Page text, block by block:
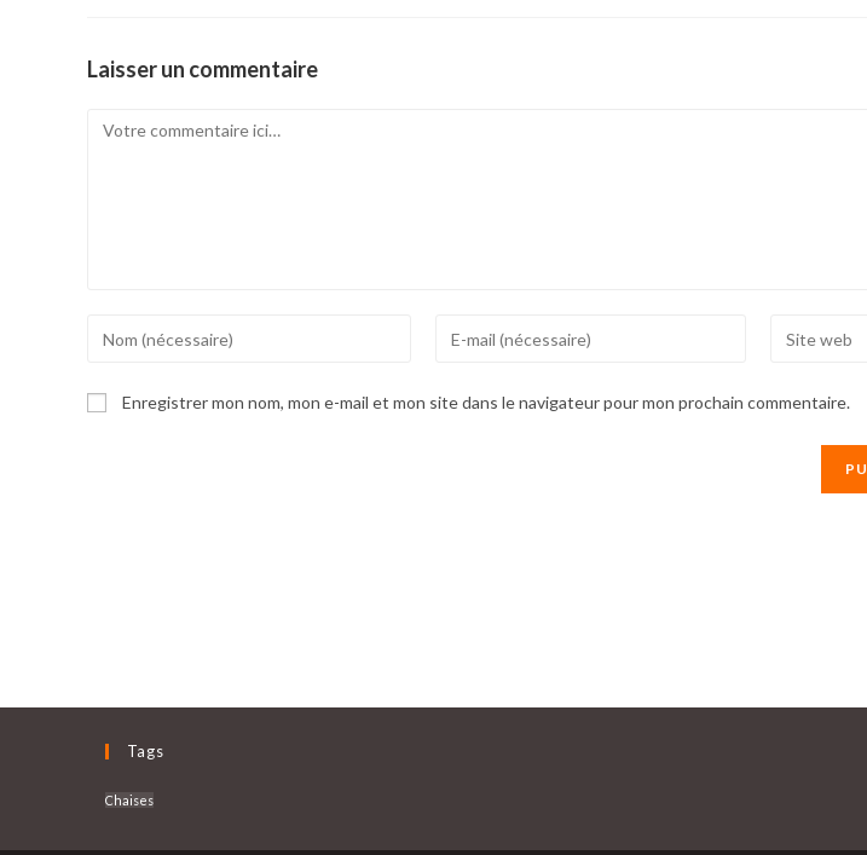
Laisser un commentaire
Comment
name
or
(optional)
Enregistrer mon nom, mon e-mail et mon site dans le navigateur pour mon prochain commentaire.
Tags
Chaises